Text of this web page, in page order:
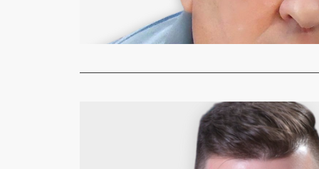
está à…
Read More…
Alexandre
CARROS
Redação